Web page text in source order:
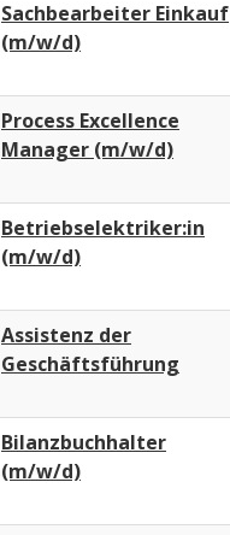
Sachbearbeiter Einkauf
(m/w/d)
Process Excellence
Manager (m/w/d)
Betriebselektriker:in
(m/w/d)
Assistenz der
Geschäftsführung
Bilanzbuchhalter
(m/w/d)